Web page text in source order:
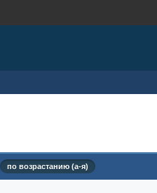
по возрастанию (а-я)